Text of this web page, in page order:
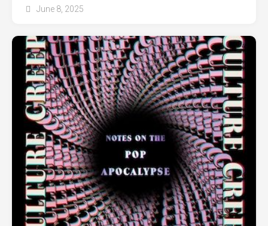
June 8, 2025